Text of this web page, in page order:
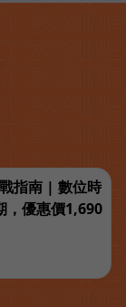
指南 | 數位時
，優惠價1,690